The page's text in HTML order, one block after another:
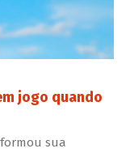
jogo quando
sua